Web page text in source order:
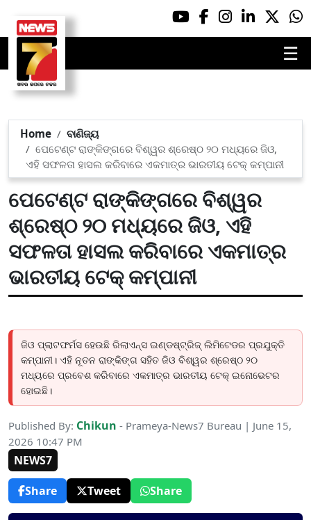
☰
Home
ବାଣିଜ୍ୟ
ପେଟେଣ୍ଟ ରାଙ୍କିଙ୍ଗରେ ବିଶ୍ୱର ଶ୍ରେଷ୍ଠ ୨୦ ମଧ୍ୟରେ ଜିଓ,
ଏହି ସଫଳତା ହାସଲ କରିବାରେ ଏକମାତ୍ର ଭାରତୀୟ ଟେକ୍ କମ୍ପାନୀ
ପେଟେଣ୍ଟ ରାଙ୍କିଙ୍ଗରେ ବିଶ୍ୱର
ଶ୍ରେଷ୍ଠ ୨୦ ମଧ୍ୟରେ ଜିଓ, ଏହି
ସଫଳତା ହାସଲ କରିବାରେ ଏକମାତ୍ର
ଭାରତୀୟ ଟେକ୍ କମ୍ପାନୀ
ଜିଓ ପ୍ଲାଟଫର୍ମସ ହେଉଛି ରିଲାଏନ୍ସ ଇଣ୍ଡଷ୍ଟ୍ରିଜ୍ ଲିମିଟେଡର ପ୍ରଯୁକ୍ତି
କମ୍ପାନୀ। ଏହି ନୂତନ ରାଙ୍କିଙ୍ଗ ସହିତ ଜିଓ ବିଶ୍ୱର ଶ୍ରେଷ୍ଠ ୨୦
ମଧ୍ୟରେ ପ୍ରବେଶ କରିବାରେ ଏକମାତ୍ର ଭାରତୀୟ ଟେକ୍ ଇନୋଭେଟର
ହୋଇଛି।
Published By: Chikun - Prameya-News7 Bureau | June 15,
2026 10:47 PM
NEWS7
Share
Tweet Share